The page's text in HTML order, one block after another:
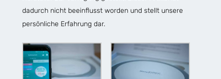
dadurch nicht beeinflusst worden und stellt unsere
persönliche Erfahrung dar.